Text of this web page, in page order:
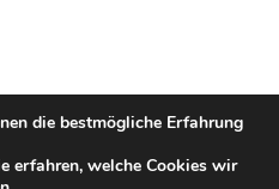
Impressum
Datenschutz
die bestmögliche Erfahrung
erfahren, welche Cookies wir